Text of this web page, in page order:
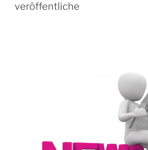
veröffentliche